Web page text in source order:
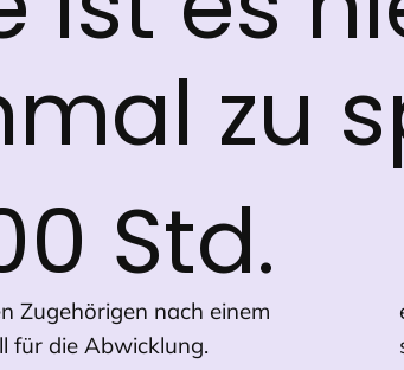
Std.
Zugehörigen nach einem
für die Abwicklung.
zu